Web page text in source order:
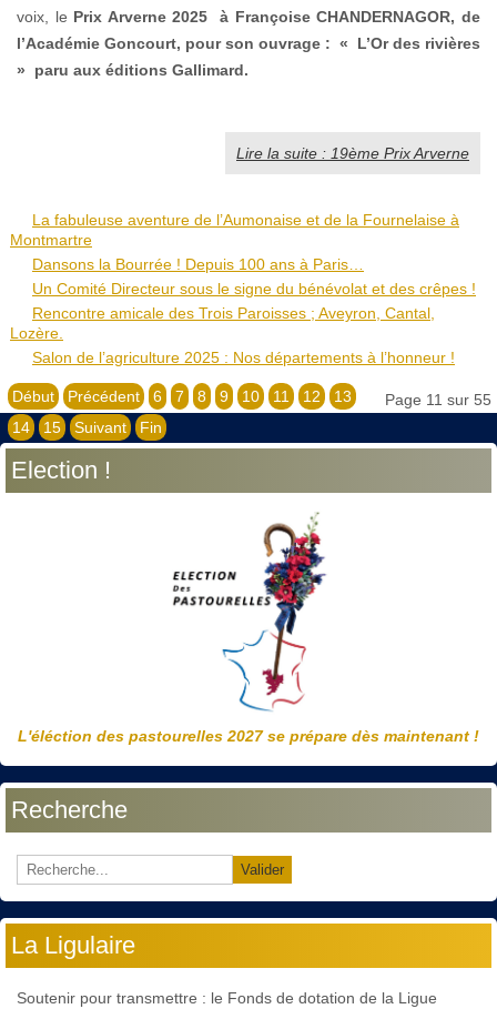
voix, le Prix Arverne 2025 à Françoise CHANDERNAGOR, de
l’Académie Goncourt, pour son ouvrage : « L’Or des rivières
» paru aux éditions Gallimard.
Lire la suite : 19ème Prix Arverne
La fabuleuse aventure de l’Aumonaise et de la Fournelaise à
Montmartre
Dansons la Bourrée ! Depuis 100 ans à Paris…
Un Comité Directeur sous le signe du bénévolat et des crêpes !
Rencontre amicale des Trois Paroisses ; Aveyron, Cantal,
Lozère.
Salon de l’agriculture 2025 : Nos départements à l’honneur !
Page 11 sur 55
Début Précédent 6 7 8 9 10 11 12
13
14
15 Suivant Fin
Election !
L'éléction des pastourelles 2027 se prépare dès maintenant !
Recherche
Valider
La Ligulaire
Soutenir pour transmettre : le Fonds de dotation de la Ligue